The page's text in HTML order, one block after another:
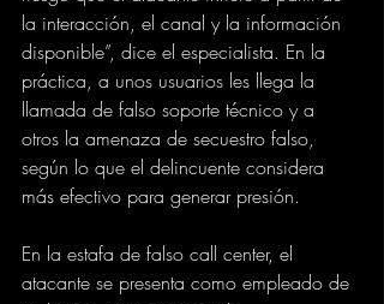
la interacción, el canal y la información
disponible”, dice el especialista. En la
práctica, a unos usuarios les llega la
llamada de falso soporte técnico y a
otros la amenaza de secuestro falso,
según lo que el delincuente considera
más efectivo para generar presión.
En la estafa de falso call center, el
atacante se presenta como empleado de